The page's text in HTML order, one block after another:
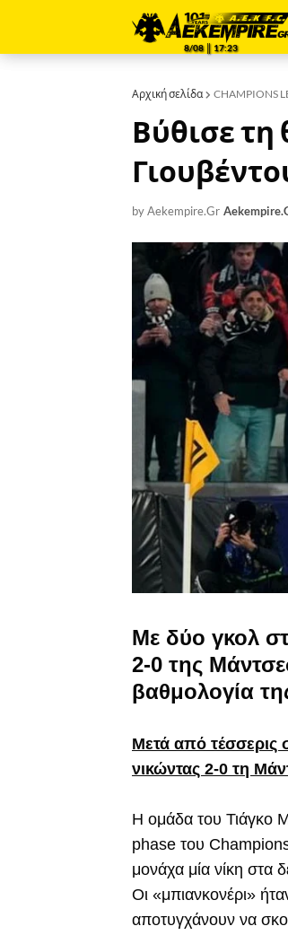
8/08 ║ 17:23
Αρχική σελίδα CHAMPIONS
Βύθισε τη
by Aekempire.Gr
Με δύο γκολ
2-0 της
βαθμολογία
Μετά από τέσσερις
νικώντας 2-0 τη
Η ομάδα του Τιάγκο
phase του Champions
μονάχα μία νίκη στα
Οι «μπιανκονέρι»
αποτυγχάνουν να